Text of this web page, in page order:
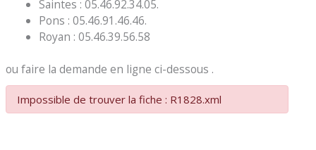
Saintes : 05.46.92.34.05.
Pons : 05.46.91.46.46.
Royan : 05.46.39.56.58
ou faire la demande en ligne ci-dessous .
Impossible de trouver la fiche : R1828.xml